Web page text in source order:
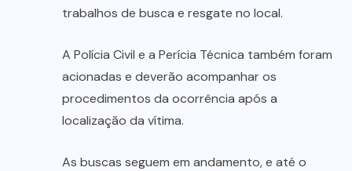
trabalhos de busca e resgate no local.
A Polícia Civil e a Perícia Técnica também foram
acionadas e deverão acompanhar os
procedimentos da ocorrência após a
localização da vítima.
As buscas seguem em andamento, e até o